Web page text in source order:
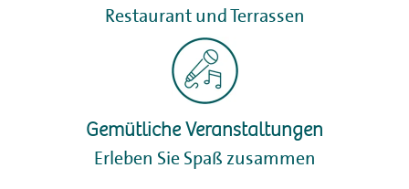
Restaurant und Terrassen
Gemütliche Veranstaltungen
Erleben Sie Spaß zusammen